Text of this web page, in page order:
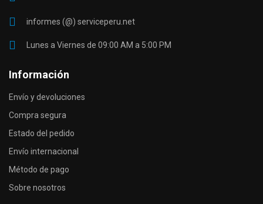
informes (@) serviceperu.net
Lunes a Viernes de 09:00 AM a 5:00 PM
Información
Envío y devoluciones
Compra segura
Estado del pedido
Envío internacional
Método de pago
Sobre nosotros